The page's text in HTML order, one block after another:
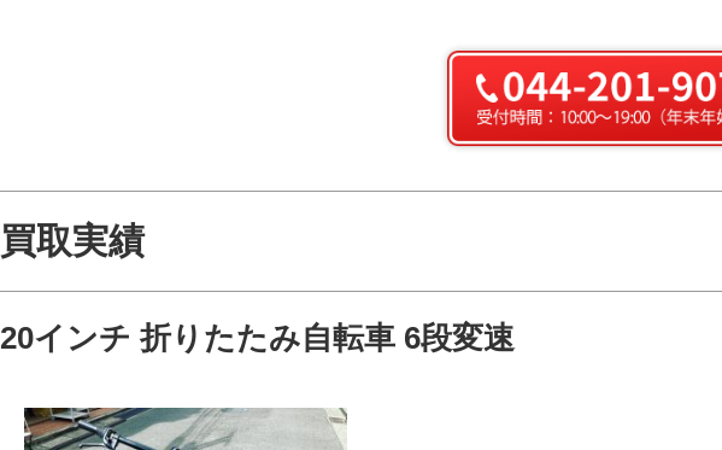
買取実績
20インチ 折りたたみ自転車 6段変速